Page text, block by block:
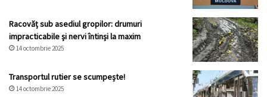
Racovăț sub asediul gropilor: drumuri
impracticabile și nervi întinși la maxim
14 octombrie 2025
Transportul rutier se scumpește!
14 octombrie 2025